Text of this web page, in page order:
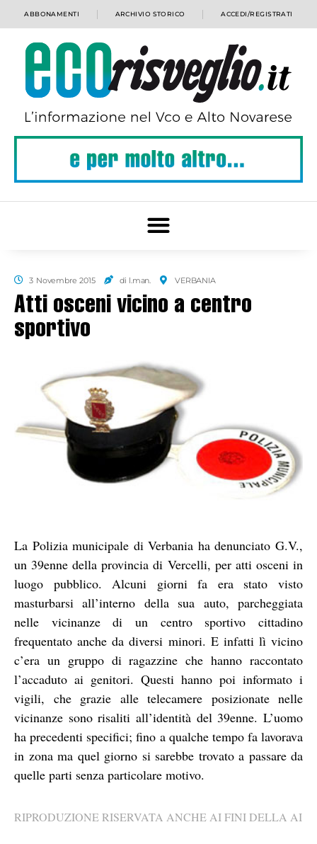
ABBONAMENTI ARCHIVIO STORICO ACCEDI/REGISTRATI
3 Novembre 2015 di l.man. VERBANIA
Atti osceni vicino a centro
sportivo
La Polizia municipale di Verbania ha denunciato G.V.,
un 39enne della provincia di Vercelli, per atti osceni in
luogo pubblico. Alcuni giorni fa era stato visto
masturbarsi all’interno della sua auto, parcheggiata
nelle vicinanze di un centro sportivo cittadino
frequentato anche da diversi minori. E infatti lì vicino
c’era un gruppo di ragazzine che hanno raccontato
l’accaduto ai genitori. Questi hanno poi informato i
vigili, che grazie alle telecamere posizionate nelle
vicinanze sono risaliti all’identità del 39enne. L’uomo
ha precedenti specifici; fino a qualche tempo fa lavorava
in zona ma quel giorno si sarebbe trovato a passare da
quelle parti senza particolare motivo.
RIPRODUZIONE RISERVATA ANCHE AI FINI DELLA AI